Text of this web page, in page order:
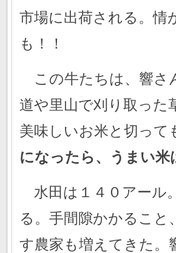
市場に出荷される。
も！！
この牛たちは、響さ
道や里山で刈り取った
美味しいお米と切って
になったら、うまい米
水田は１４０アール
る。手間隙かかること
す農家も増えてきた。